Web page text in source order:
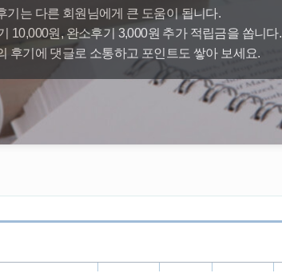
수업교재안내
기는 다른 회원님에게 큰 도움이 됩니다.
10,000원, 완소후기 3,000원 추가 적립금을 쏩니다.
후기에 댓글로 소통하고 포인트도 쌓아 보세요.